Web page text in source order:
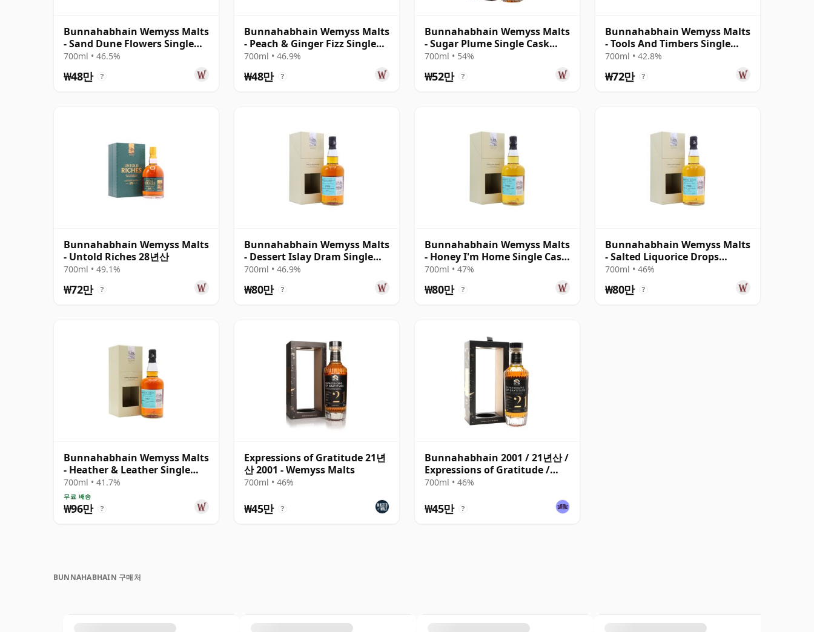
Bunnahabhain Wemyss Malts
- Sand Dune Flowers Single
Cask 1990 28년산
700ml • 46.5%
₩48만 ?
Bunnahabhain Wemyss Malts
- Peach & Ginger Fizz Single
Cask 1990 28년산
700ml • 46.9%
₩48만 ?
Bunnahabhain Wemyss Malts
- Sugar Plume Single Cask
1997 25년산
700ml • 54%
₩52만 ?
Bunnahabhain Wemyss Malts
- Tools And Timbers Single
Cask 1987 31년산
700ml • 42.8%
₩72만 ?
Bunnahabhain Wemyss Malts
- Untold Riches 28년산
700ml • 49.1%
₩72만 ?
Bunnahabhain Wemyss Malts
- Dessert Islay Dram Single
Cask 1988 30년산
700ml • 46.9%
₩80만 ?
Bunnahabhain Wemyss Malts
- Honey I'm Home Single Cask
1988 30년산
700ml • 47%
₩80만 ?
Bunnahabhain Wemyss Malts
- Salted Liquorice Drops
Single Cask 1988 30년산
700ml • 46%
₩80만 ?
Bunnahabhain Wemyss Malts
- Heather & Leather Single
Cask 1987 31년산
700ml • 41.7%
무료 배송
₩96만 ?
Expressions of Gratitude 21년
산 2001 - Wemyss Malts
700ml • 46%
₩45만 ?
Bunnahabhain 2001 / 21년산 /
Expressions of Gratitude /
Wemyss
700ml • 46%
₩45만 ?
BUNNAHABHAIN 구매처